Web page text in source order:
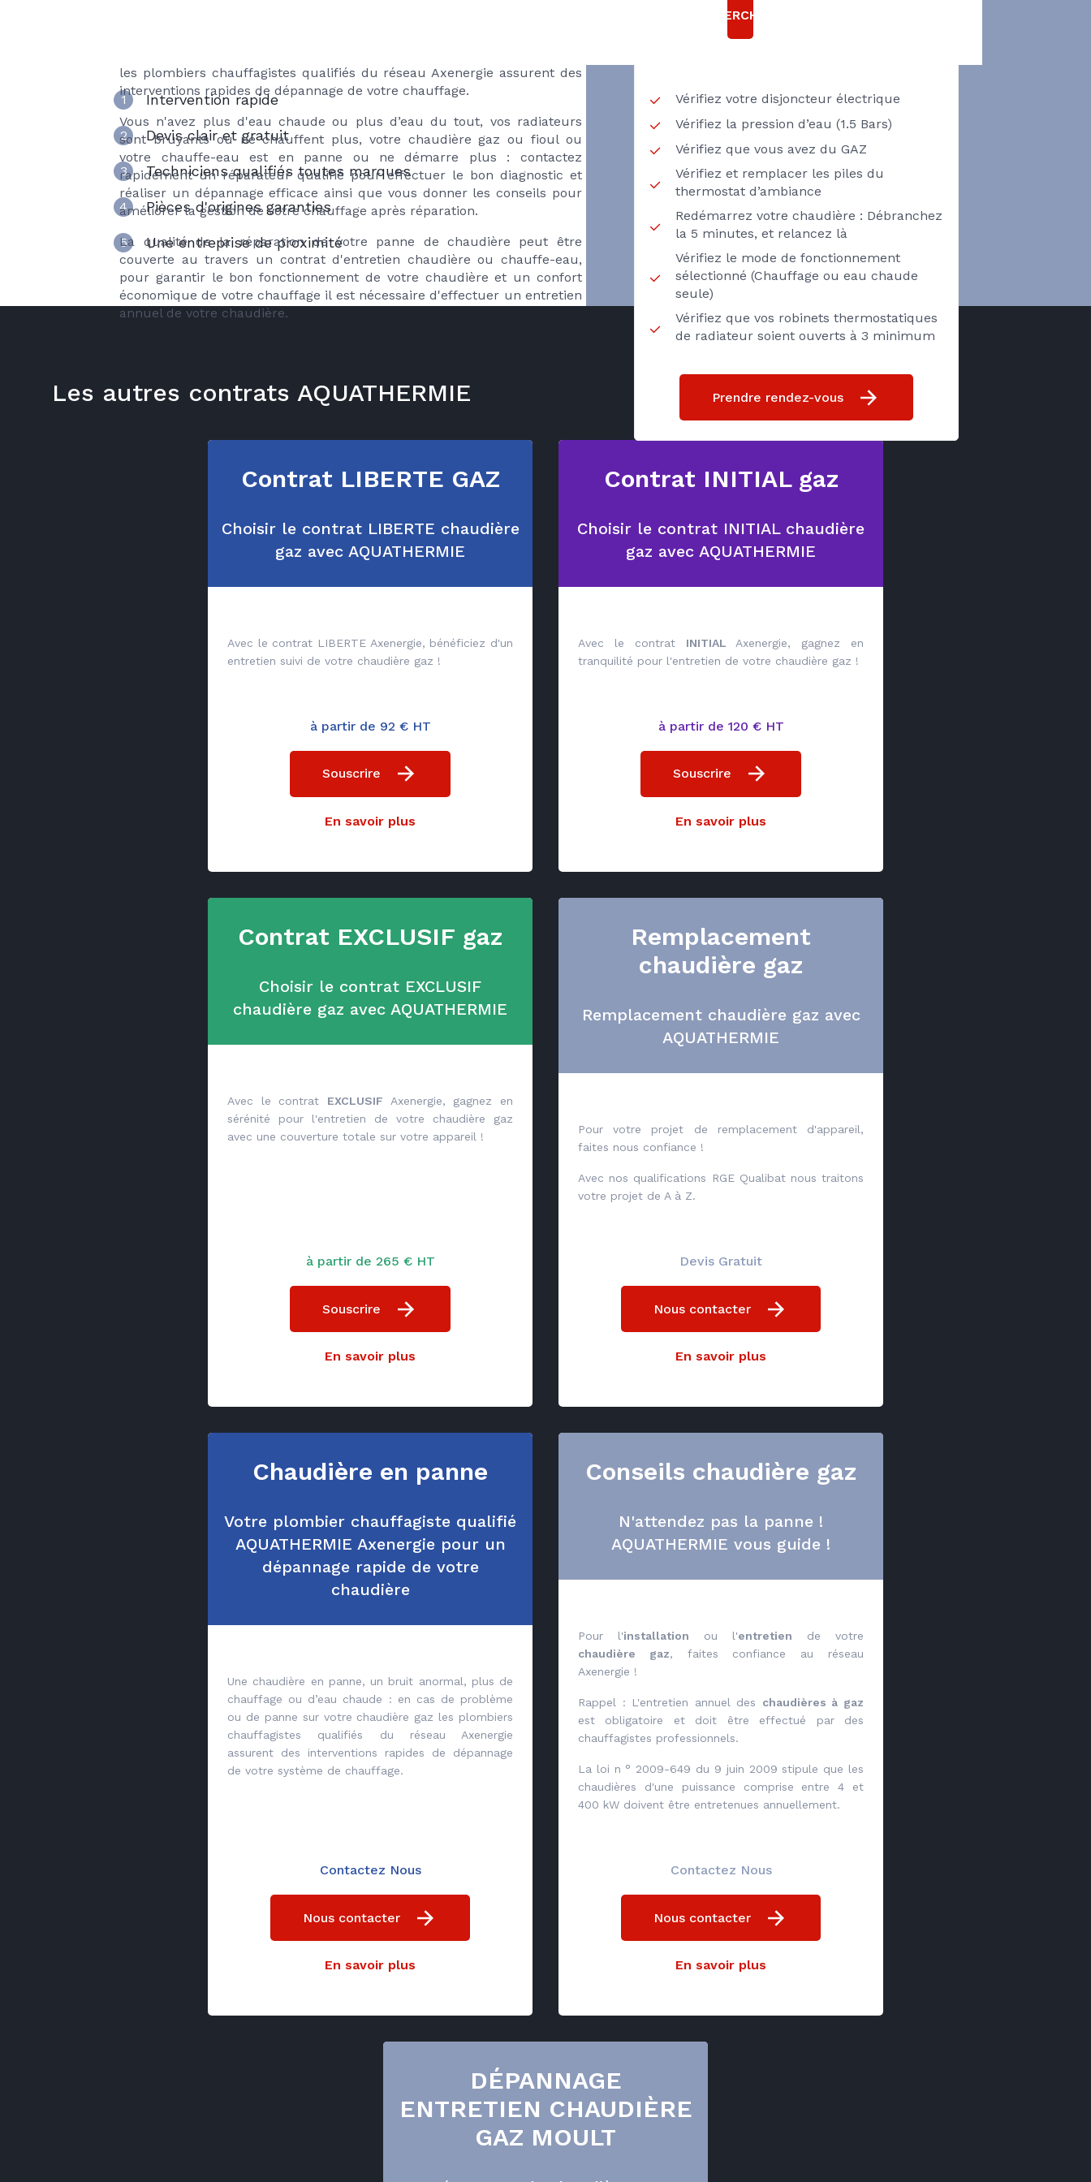
les plombiers chauffagistes qualifiés du réseau Axenergie assurent des
interventions rapides de dépannage de votre chauffage.
Vous n'avez plus d'eau chaude ou plus d’eau du tout, vos radiateurs
sont bruyants ou ne chauffent plus, votre chaudière gaz ou fioul ou
votre chauffe-eau est en panne ou ne démarre plus : contactez
rapidement un réparateur qualifié pour effectuer le bon diagnostic et
réaliser un dépannage efficace ainsi que vous donner les conseils pour
améliorer la gestion de votre chauffage après réparation.
La qualité de la réparation de votre panne de chaudière peut être
couverte au travers un contrat d'entretien chaudière ou chauffe-eau,
pour garantir le bon fonctionnement de votre chaudière et un confort
économique de votre chauffage il est nécessaire d'effectuer un entretien
annuel de votre chaudière.
Pensez à vérifier
Vérifiez votre disjoncteur électrique
Vérifiez la pression d’eau (1.5 Bars)
Vérifiez que vous avez du GAZ
Vérifiez et remplacer les piles du
thermostat d’ambiance
Redémarrez votre chaudière : Débranchez
la 5 minutes, et relancez là
Vérifiez le mode de fonctionnement
sélectionné (Chauffage ou eau chaude
seule)
Vérifiez que vos robinets thermostatiques
de radiateur soient ouverts à 3 minimum
Prendre rendez-vous
RECHERCHER
1 Intervention rapide
2 Devis clair et gratuit
3 Techniciens qualifiés toutes marques
4 Pièces d'origines garanties
5 Une entreprise de proximité
Les autres contrats AQUATHERMIE
Contrat LIBERTE GAZ
Choisir le contrat LIBERTE chaudière
gaz avec AQUATHERMIE
Avec le contrat LIBERTE Axenergie, bénéficiez d'un
entretien suivi de votre chaudière gaz !
à partir de 92 € HT
Souscrire
En savoir plus
Contrat INITIAL gaz
Choisir le contrat INITIAL chaudière
gaz avec AQUATHERMIE
Avec le contrat INITIAL Axenergie, gagnez en
tranquilité pour l'entretien de votre chaudière gaz !
à partir de 120 € HT
Souscrire
En savoir plus
Contrat EXCLUSIF gaz
Choisir le contrat EXCLUSIF
chaudière gaz avec AQUATHERMIE
Avec le contrat EXCLUSIF Axenergie, gagnez en
sérénité pour l'entretien de votre chaudière gaz
avec une couverture totale sur votre appareil !
à partir de 265 € HT
Souscrire
En savoir plus
Remplacement
chaudière gaz
Remplacement chaudière gaz avec
AQUATHERMIE
Pour votre projet de remplacement d'appareil,
faites nous confiance !
Avec nos qualifications RGE Qualibat nous traitons
votre projet de A à Z.
Devis Gratuit
Nous contacter
En savoir plus
Chaudière en panne
Votre plombier chauffagiste qualifié
AQUATHERMIE Axenergie pour un
dépannage rapide de votre
chaudière
Une chaudière en panne, un bruit anormal, plus de
chauffage ou d’eau chaude : en cas de problème
ou de panne sur votre chaudière gaz les plombiers
chauffagistes qualifiés du réseau Axenergie
assurent des interventions rapides de dépannage
de votre système de chauffage.
Contactez Nous
Nous contacter
En savoir plus
Conseils chaudière gaz
N'attendez pas la panne !
AQUATHERMIE vous guide !
Pour l'installation ou l'entretien de votre
chaudière gaz, faites confiance au réseau
Axenergie !
Rappel : L'entretien annuel des chaudières à gaz
est obligatoire et doit être effectué par des
chauffagistes professionnels.
La loi n ° 2009-649 du 9 juin 2009 stipule que les
chaudières d'une puissance comprise entre 4 et
400 kW doivent être entretenues annuellement.
Contactez Nous
Nous contacter
En savoir plus
DÉPANNAGE
ENTRETIEN CHAUDIÈRE
GAZ MOULT